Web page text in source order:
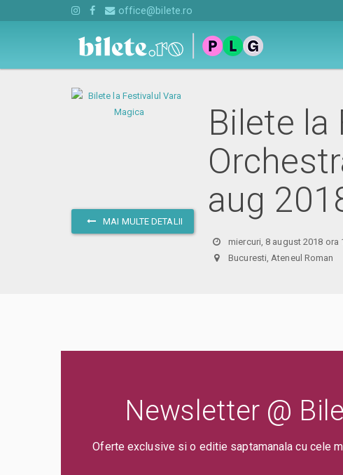
office@bilete.ro
MAI MULTE DETALII
Bilete la
aug
miercuri, 8 august 2018 ora
Bucuresti, Ateneul
Newsletter @
Oferte exclusive si o editie saptamanala cu cele